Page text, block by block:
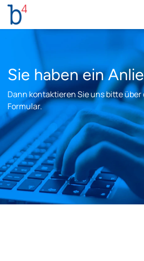
Zum Inhalt springen
Sie haben ein
Dann kontaktieren Sie uns bitte
Formular.